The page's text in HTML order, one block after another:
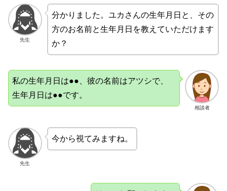
先生
分かりました。ユカさんの生年月日と、その
方のお名前と生年月日を教えていただけます
か？
相談者
私の生年月日は●●、彼の名前はアツシで、
生年月日は●●です。
先生
今から視てみますね。